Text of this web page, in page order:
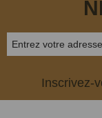
Inscrivez-